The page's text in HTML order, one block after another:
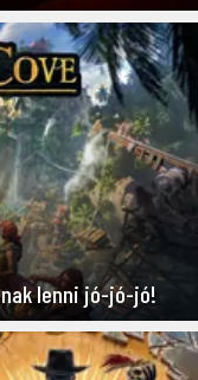
lenni jó-jó-jó!